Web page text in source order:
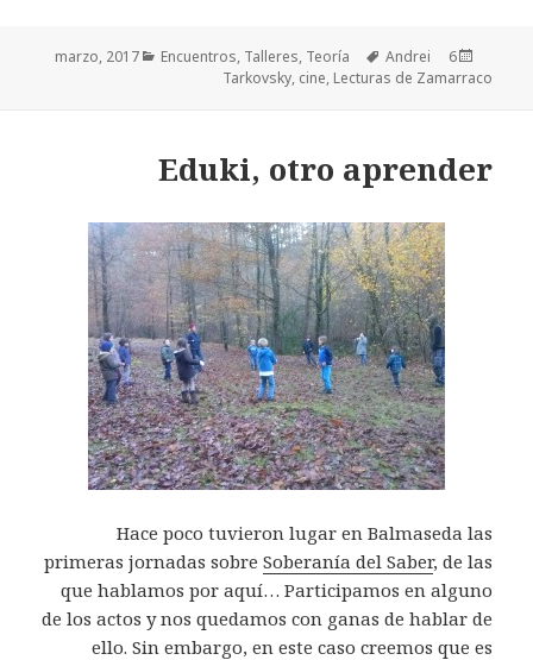
Publicado
el
6 marzo, 2017
Categorías Encuentros, Talleres, Teoría
EtiquetasAndrei
Tarkovsky, cine, Lecturas de Zamarraco
Eduki, otro aprender
Hace poco tuvieron lugar en Balmaseda las
primeras jornadas sobre Soberanía del Saber, de las
que hablamos por aquí… Participamos en alguno
de los actos y nos quedamos con ganas de hablar de
ello. Sin embargo, en este caso creemos que es